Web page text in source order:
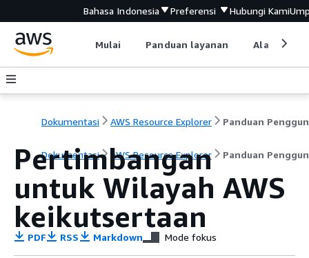
Bahasa Indonesia Preferensi Hubungi Kami
Mulai Panduan layanan Alat
Dokumentasi AWS Resource Explorer Panduan
Dokumentasi AWS Resource Explorer Panduan
Pertimbangan
untuk Wilayah AWS
keikutsertaan
PDF RSS Markdown Mode fokus